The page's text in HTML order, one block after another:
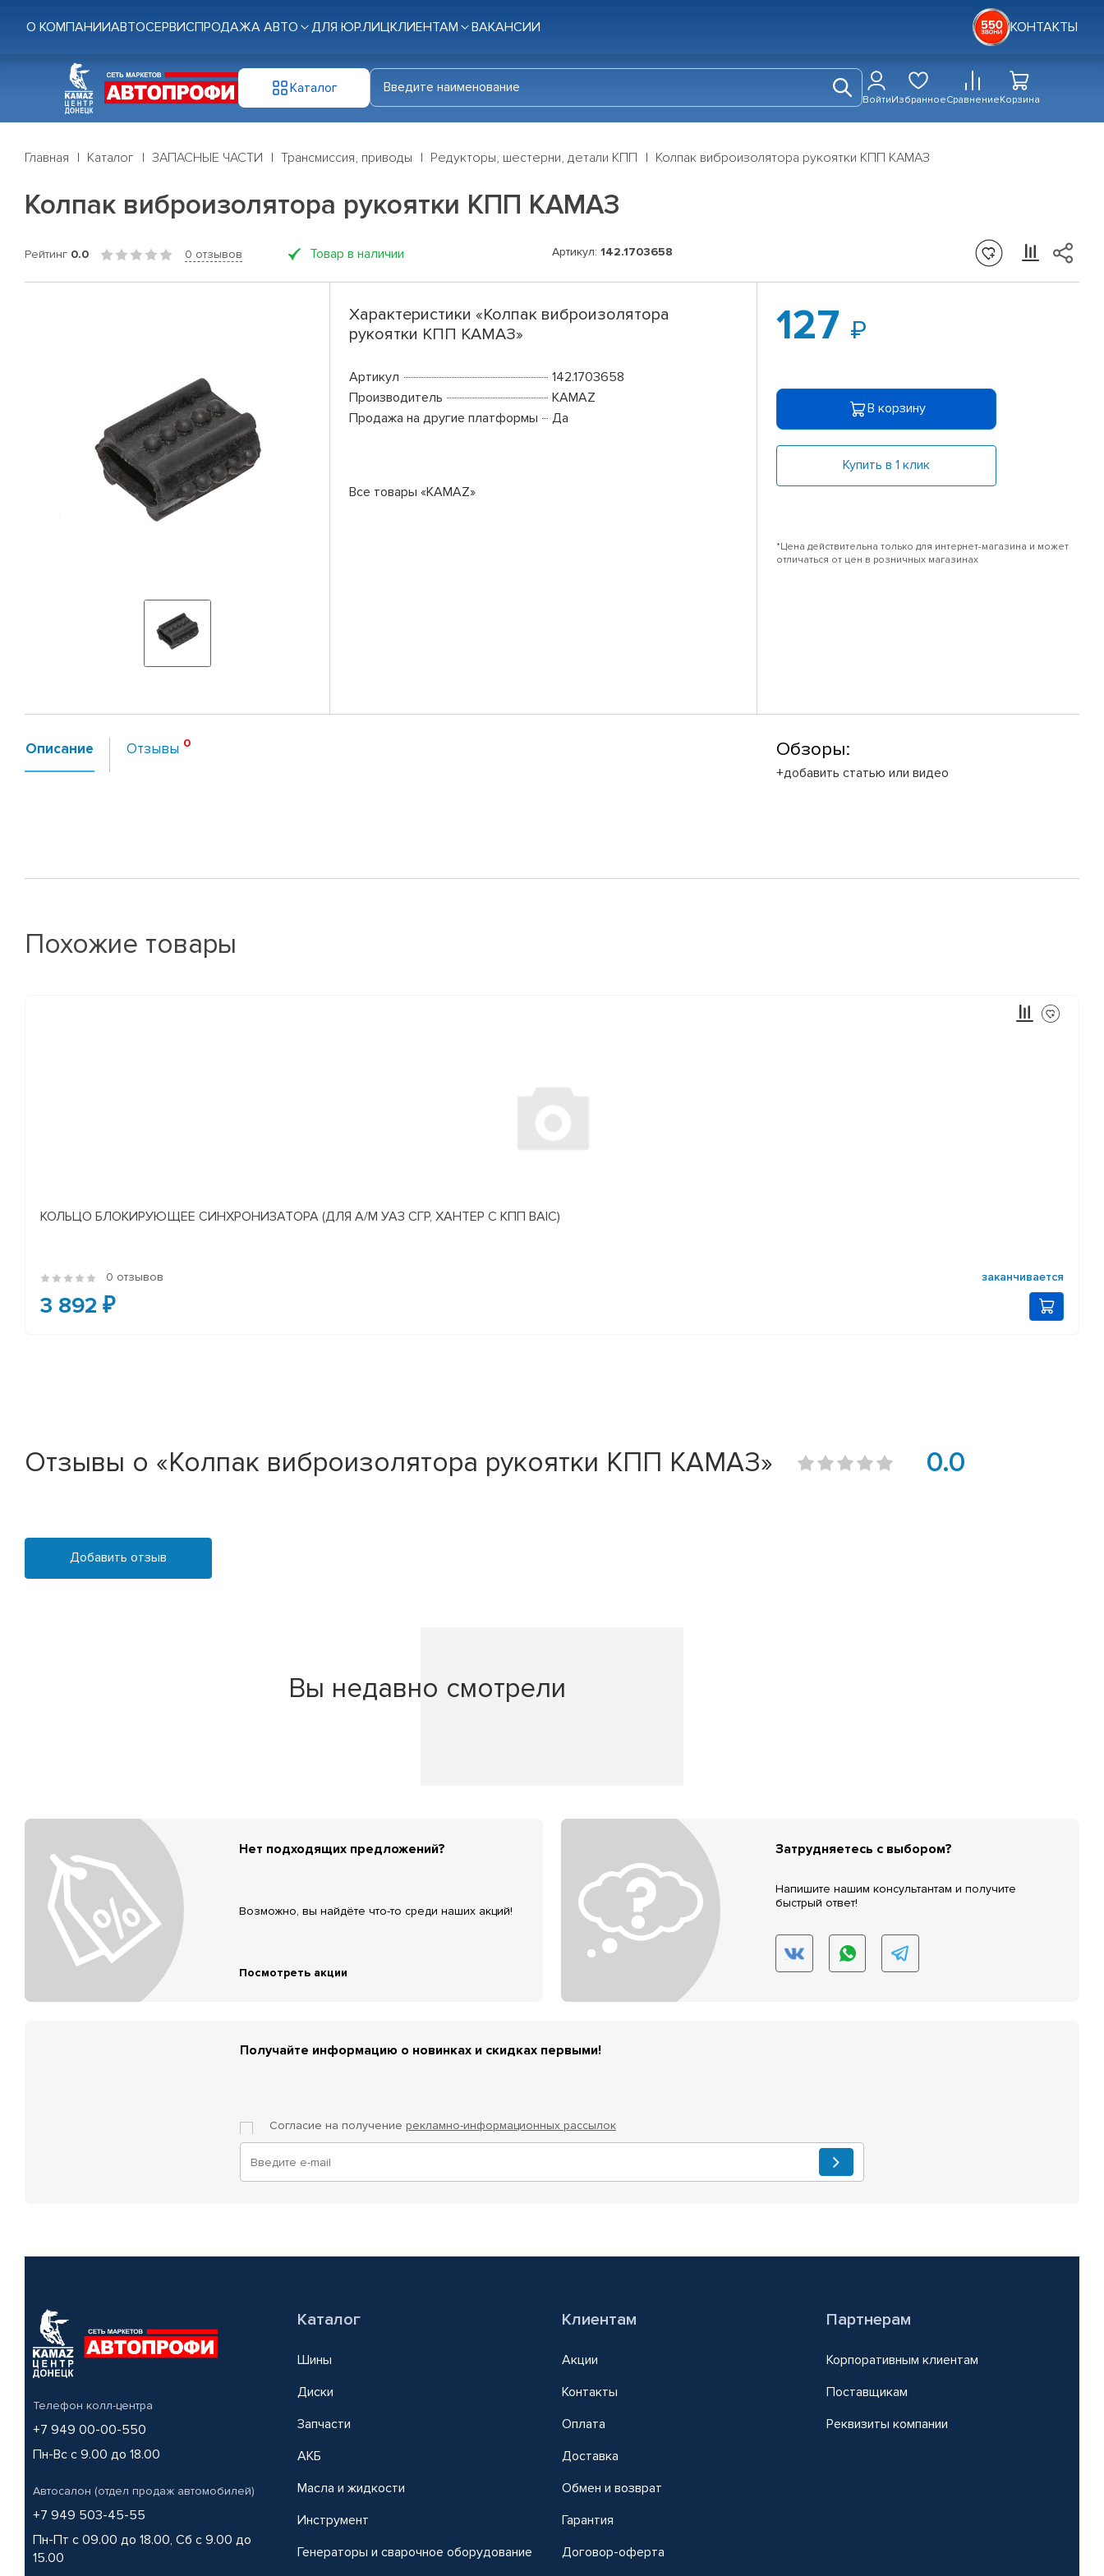
О КОМПАНИИАВТОСЕРВИСПРОДАЖА АВТО ДЛЯ ЮР.ЛИЦКЛИЕНТАМ ВАКАНСИИ КОНТАКТЫ
Каталог
ВойтиИзбранноеСравнениеКорзина
Главная Каталог ЗАПАСНЫЕ ЧАСТИ Трансмиссия, приводы Редукторы, шестерни, детали КПП Колпак виброизолятора рукоятки КПП КАМАЗ
Колпак виброизолятора рукоятки КПП КАМАЗ
Рейтинг 0.0 0 отзывов Товар в наличии Артикул: 142.1703658
Характеристики «Колпак виброизолятора
рукоятки КПП КАМАЗ»
Артикул
142.1703658
Производитель
KAMAZ
Продажа на другие платформы
Да
Все товары «KAMAZ»
127
В корзину
Купить в 1 клик
*Цена действительна только для интернет-магазина и может
отличаться от цен в розничных магазинах
Описание Отзывы Обзоры:
+добавить статью или видео
Похожие товары
КОЛЬЦО БЛОКИРУЮЩЕЕ СИНХРОНИЗАТОРА (ДЛЯ А/М УАЗ СГР, ХАНТЕР С КПП BAIC)
0 отзывов заканчивается
3 892 ₽
Отзывы о «Колпак виброизолятора рукоятки КПП КАМАЗ» 0.0
Добавить отзыв
Вы недавно смотрели
Нет подходящих предложений?
Возможно, вы найдёте что-то среди наших акций!
Посмотреть акции
Затрудняетесь с выбором?
Напишите нашим консультантам и получите
быстрый ответ!
Получайте информацию о новинках и скидках первыми!
Согласие на получение рекламно-информационных рассылок
Телефон колл-центра
+7 949 00-00-550
Пн-Вс с 9.00 до 18.00
Автосалон (отдел продаж автомобилей)
+7 949 503-45-55
Пн-Пт с 09.00 до 18.00, Сб с 9.00 до
15.00
Каталог
Шины
Диски
Запчасти
АКБ
Масла и жидкости
Инструмент
Генераторы и сварочное оборудование
Клиентам
Акции
Контакты
Оплата
Доставка
Обмен и возврат
Гарантия
Договор-оферта
Партнерам
Корпоративным клиентам
Поставщикам
Реквизиты компании